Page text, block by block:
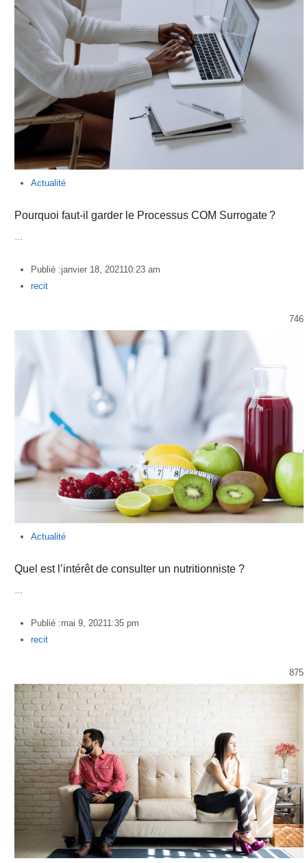
Actualité
Pourquoi faut-il garder le Processus COM Surrogate ?
…
Publié :janvier 18, 202110:23 am
Author
recit
746
Actualité
Quel est l’intérêt de consulter un nutritionniste ?
Publié :mai 9, 2021 1:35 pm
Author
recit
875